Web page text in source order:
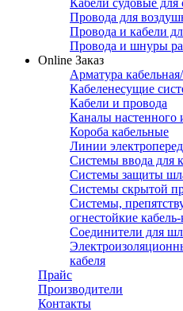
Кабели судовые
Провода для
Провода и кабели
Провода и шнуры
Online Заказ
Арматура
Кабеленесущие
Кабели и провода
Каналы настенного
Короба кабельные
Линии
Системы ввода для
Системы защиты
Системы скрытой
Системы,
огнестойкие
Соединители для
кабеля
Прайс
Производители
Контакты